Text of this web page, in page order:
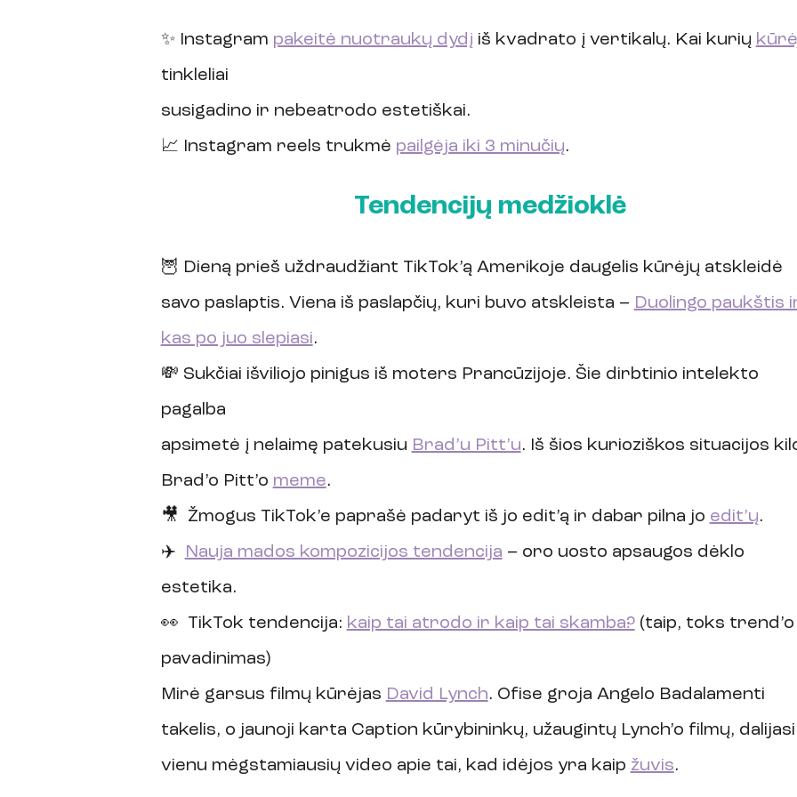
✨ Instagram pakeitė nuotraukų dydį iš kvadrato į vertikalų. Kai kurių
tinkleliai
susigadino ir nebeatrodo estetiškai.
📈 Instagram reels trukmė pailgėja iki 3 minučių.
Tendencijų medžioklė
🦉 Dieną prieš uždraudžiant TikTok’ą Amerikoje daugelis kūrėjų atskleidė
savo paslaptis. Viena iš paslapčių, kuri buvo atskleista – Duolingo paukštis
kas po juo slepiasi.
💸 Sukčiai išviliojo pinigus iš moters Prancūzijoje. Šie dirbtinio intelekto
pagalba
apsimetė į nelaimę patekusiu Brad’u Pitt’u. Iš šios kurioziškos situacijos
Brad’o Pitt’o meme.
🎥  Žmogus TikTok’e paprašė padaryt iš jo edit’ą ir dabar pilna jo edit’ų.
✈️
Nauja mados kompozicijos tendencija – oro uosto apsaugos dėklo
estetika.
👀  TikTok tendencija: kaip tai atrodo ir kaip tai skamba? (taip, toks
pavadinimas)
Mirė garsus filmų kūrėjas David Lynch. Ofise groja Angelo Badalamenti
takelis, o jaunoji karta Caption kūrybininkų, užaugintų Lynch’o filmų,
vienu mėgstamiausių video apie tai, kad idėjos yra kaip žuvis.